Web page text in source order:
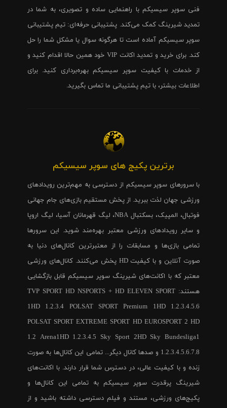
فنی سوپر سیسیکم با راهنمایی ساده و تصویری، به شما در
تمدید شیرینگ کمک می‌کند. پشتیبانی حرفه‌ای: تیم پشتیبانی
سوپر سیسیکم آماده است تا هرگونه سوال یا مشکل شما را حل
کند. برای خرید و تمدید اکانت VIP خود همین حالا اقدام کنید و
از خدمات با کیفیت سوپر سیسیکم بهره‌برداری کنید. برای
اطلاعات بیشتر، با تیم پشتیبانی ما تماس بگیرید.
برترین پکیج های سوپر سیسیکم
با سرورهای سوپر سیسیکم از دسترسی به مهم‌ترین رویدادهای
ورزشی جهان لذت ببرید. از پخش مستقیم بازی‌های جام جهانی
فوتبال، المپیک، بسکتبال NBA، لیگ قهرمانان آسیا، لیگ اروپا
و سایر رویدادهای ورزشی معتبر بهره‌مند شوید. این سرورها
تمامی بازی‌ها و مسابقات را از معتبرترین کانال‌های دنیا به
صورت آنلاین و با کیفیت HD پخش می‌کنند. کانال‌های ورزشی
معتبر که با اکانت‌های شیرینگ سوپر سیسیکم قابل بازگشایی
هستند: TVP SPORT HD NSPORTS + HD ELEVEN SPORT
1HD 1.2.3.4 POLSAT SPORT Premium 1HD 1.2.3.4.5.6
POLSAT SPORT EXTREME SPORT HD EUROSPORT 2 HD
1.2 Arena1HD 1.2.3.4.5 Sky Sport 2HD Sky Bundesliga1
1.2.3.4.5.6.7.8 و صدها کانال دیگر... تمامی این کانال‌ها به صورت
زنده و با کیفیت عالی، در دسترس شما قرار دارند. با اکانت‌های
شیرینگ پرقدرت سوپر سیسیکم به تمامی این کانال‌ها و
پکیج‌های ورزشی، مستند و فیلم دسترسی داشته باشید و از